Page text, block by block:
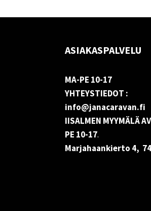
ASIAKASPALVELU
MA-PE 10-17
YHTEYSTIEDOT :
info@janacaravan.fi
IISALMEN MYYMÄLÄ
PE 10-17.
Marjahaankierto 4,